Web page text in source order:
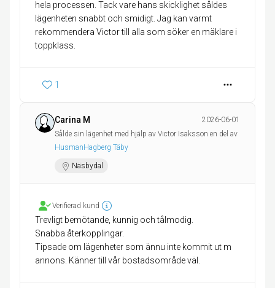
hela processen. Tack vare hans skicklighet såldes
lägenheten snabbt och smidigt. Jag kan varmt
rekommendera Victor till alla som söker en mäklare i
toppklass.
1
Carina M
2026-06-01
Sålde sin lägenhet med hjälp av Victor Isaksson en del av
HusmanHagberg Täby
Näsbydal
Verifierad kund
Trevligt bemötande, kunnig och tålmodig.
Snabba återkopplingar.
Tipsade om lägenheter som ännu inte kommit ut m
annons. Känner till vår bostadsområde väl.